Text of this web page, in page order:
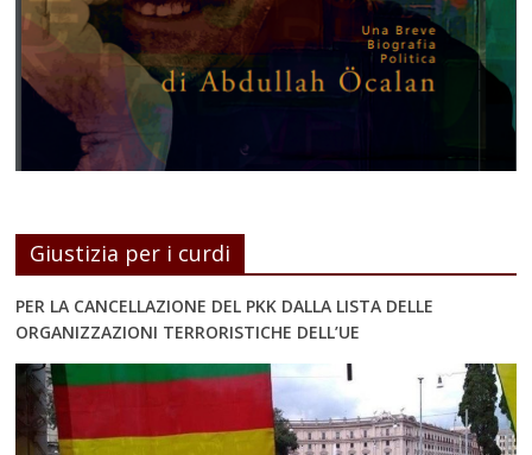
Giustizia per i curdi
PER LA CANCELLAZIONE DEL PKK DALLA LISTA DELLE
ORGANIZZAZIONI TERRORISTICHE DELL’UE